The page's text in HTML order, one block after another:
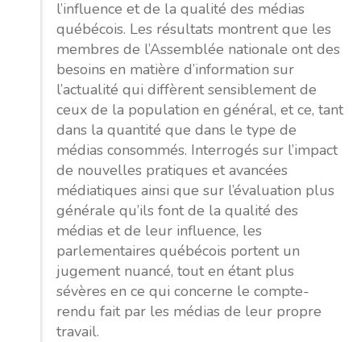
l’influence et de la qualité des médias
québécois. Les résultats montrent que les
membres de l’Assemblée nationale ont des
besoins en matière d’information sur
l’actualité qui diffèrent sensiblement de
ceux de la population en général, et ce, tant
dans la quantité que dans le type de
médias consommés. Interrogés sur l’impact
de nouvelles pratiques et avancées
médiatiques ainsi que sur l’évaluation plus
générale qu’ils font de la qualité des
médias et de leur influence, les
parlementaires québécois portent un
jugement nuancé, tout en étant plus
sévères en ce qui concerne le compte-
rendu fait par les médias de leur propre
travail.